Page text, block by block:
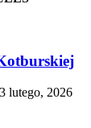
lutego, 2026